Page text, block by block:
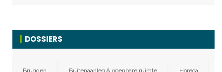
DOSSIERS
Bruggen Buitenaanleg & openbare ruimte Horeca